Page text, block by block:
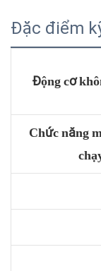
Đặc điểm
Động cơ
Chức năng